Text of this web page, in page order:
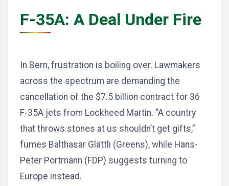
F-35A: A Deal Under Fire
In Bern, frustration is boiling over. Lawmakers
across the spectrum are demanding the
cancellation of the $7.5 billion contract for 36
F-35A jets from Lockheed Martin. “A country
that throws stones at us shouldn’t get gifts,”
fumes Balthasar Glättli (Greens), while Hans-
Peter Portmann (FDP) suggests turning to
Europe instead.